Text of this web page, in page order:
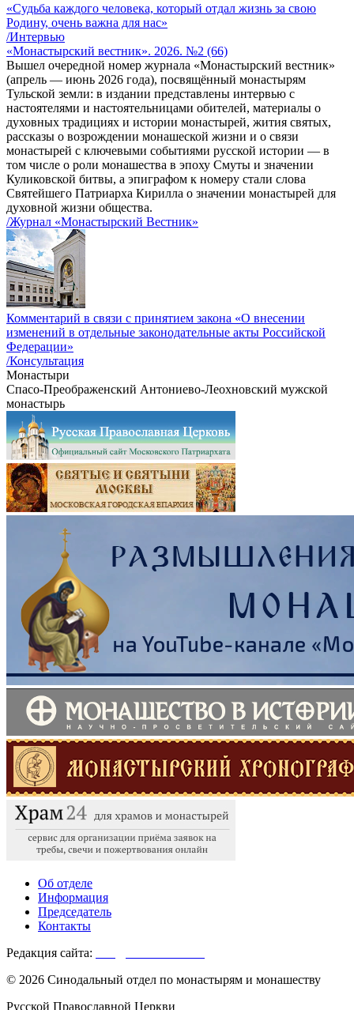
«Судьба каждого человека, который отдал жизнь за свою
Родину, очень важна для нас»
/Интервью
«Монастырский вестник». 2026. №2 (66)
Вышел очередной номер журнала «Монастырский вестник»
(апрель — июнь 2026 года), посвящённый монастырям
Тульской земли: в издании представлены интервью с
настоятелями и настоятельницами обителей, материалы о
духовных традициях и истории монастырей, жития святых,
рассказы о возрождении монашеской жизни и о связи
монастырей с ключевыми событиями русской истории — в
том числе о роли монашества в эпоху Смуты и значении
Куликовской битвы, а эпиграфом к номеру стали слова
Святейшего Патриарха Кирилла о значении монастырей для
духовной жизни общества.
/Журнал «Монастырский Вестник»
Комментарий в связи с принятием закона «О внесении
изменений в отдельные законодательные акты Российской
Федерации»
/Консультация
Монастыри
Спасо-Преображенский Антониево-Леохновский мужской
монастырь
Об отделе
Информация
Председатель
Контакты
Редакция сайта:
© 2026 Синодальный отдел по монастырям и монашеству
Русской Православной Церкви